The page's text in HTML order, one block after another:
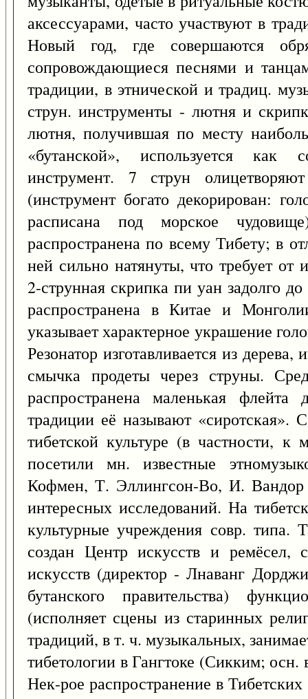
аксессуарами, часто участвуют в
Новый год, где совершаются
сопровождающиеся песнями и
традиции, в этнической и традиц.
струн. инструменты - лютня и
лютня, получившая по месту
«бутанской», используется
инструмент. 7 струн
(инструмент богато декорирован:
расписана под морское
распространена по всему Тибету; в
ней сильно натянуты, что требует от
2-струнная скрипка пи уан задолго
распространена в Китае и
указывает характерное украшение
Резонатор изготавливается из
смычка продеты через струны.
распространена маленькая
традиции её называют «сиротская».
тибетской культуре (в частности, к
посетили мн. известные
Кофмен, Т. Эллингсон-Во, И.
интересных исследований. На
культурные учреждения совр.
создан Центр искусств и
искусств (директор - Лнаванг
бутанского правительства)
(исполняет сцены из старинных
традиций, в т. ч. музыкальных,
тибетологии в Гангтоке (Сикким; осн.
Нек-рое распространение в